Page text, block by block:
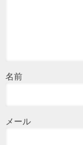
名前
メール